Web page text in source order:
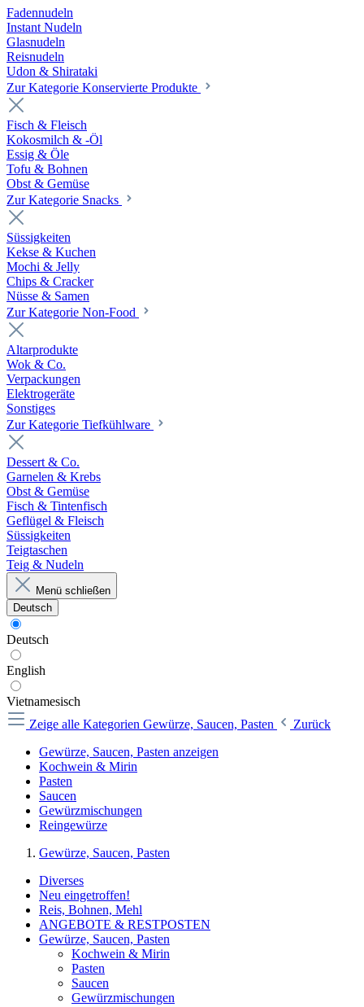
Fadennudeln
Instant Nudeln
Glasnudeln
Reisnudeln
Udon & Shirataki
Zur Kategorie Konservierte Produkte
Fisch & Fleisch
Kokosmilch & -Öl
Essig & Öle
Tofu & Bohnen
Obst & Gemüse
Zur Kategorie Snacks
Süssigkeiten
Kekse & Kuchen
Mochi & Jelly
Chips & Cracker
Nüsse & Samen
Zur Kategorie Non-Food
Altarprodukte
Wok & Co.
Verpackungen
Elektrogeräte
Sonstiges
Zur Kategorie Tiefkühlware
Dessert & Co.
Garnelen & Krebs
Obst & Gemüse
Fisch & Tintenfisch
Geflügel & Fleisch
Süssigkeiten
Teigtaschen
Teig & Nudeln
Menü schließen
Deutsch
Deutsch
English
Vietnamesisch
Zeige alle Kategorien Gewürze, Saucen, Pasten
Zurück
Gewürze, Saucen, Pasten anzeigen
Kochwein & Mirin
Pasten
Saucen
Gewürzmischungen
Reingewürze
Gewürze, Saucen, Pasten
Diverses
Neu eingetroffen!
Reis, Bohnen, Mehl
ANGEBOTE & RESTPOSTEN
Gewürze, Saucen, Pasten
Kochwein & Mirin
Pasten
Saucen
Gewürzmischungen